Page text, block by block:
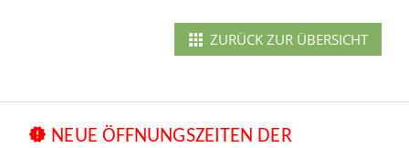
ZURÜCK ZUR ÜBERSICHT
NEUE ÖFFNUNGSZEITEN DER